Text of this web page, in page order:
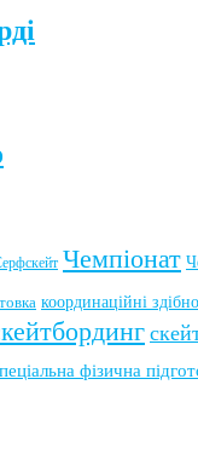
Чемпіонат
координаційні
фізична